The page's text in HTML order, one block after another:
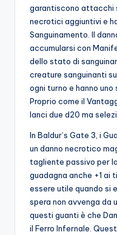
garantiscono attacchi
necrotici aggiuntivi e
Sanguinamento. Il
accumularsi con
dello stato di
creature sanguinanti
ogni turno e hanno
Proprio come il
lanci due d20 ma
In Baldur’s Gate 3, i
un danno necrotico
tagliente passivo per
guadagna anche +1 ai
essere utile quando si
spera non avvenga da
questi guanti è che
il Ferro Infernale.